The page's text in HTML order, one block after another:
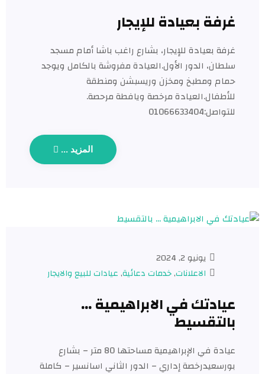
غرفة بعيادة للإيجار
غرفة بعيادة للإيجار، بشارع راغب باشا أمام مسجد
سلطان، الدور الأول.العيادة مفروشة بالكامل ويوجد
حمام ومطبخ ومخزن وريسبشن ومنطقة
للأطفال.العيادة مرخصة ويافطة مرحصة.
للتواصل:01066633404
المزيد ...
يونيو 2, 2024
الاعلانات,خدمات دعائية,عيادات للبيع والايجار​
عيادتك في الابراهيمية …
بالتقسيط
عيادة في الإبراهيمية مساحتها 80 متر – بشارع
بورسعيدرخصة إداري – الدور الثاني اسانسير – كاملة